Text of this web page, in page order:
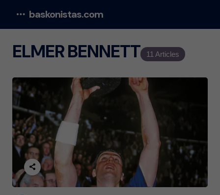
baskonistas.com
11 Articles
ELMER BENNETT